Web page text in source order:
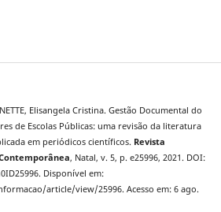
Elisangela Cristina. Gestão Documental do
de Escolas Públicas: uma revisão da literatura
em periódicos científicos. Revista
, Natal, v. 5, p. e25996, 2021. DOI:
Disponível em:
article/view/25996. Acesso em: 6 ago.